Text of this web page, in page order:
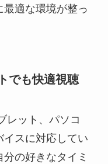
適な環境が整っ
でも快適視聴
レット、パソコ
イスに対応してい
の好きなタイミ